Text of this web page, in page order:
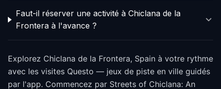
Faut-il réserver une activité à Chiclana de la
Frontera à l'avance ?
Explorez Chiclana de la Frontera, Spain à votre rythme
avec les visites Questo — jeux de piste en ville guidés
par l'app. Commencez par Streets of Chiclana: An